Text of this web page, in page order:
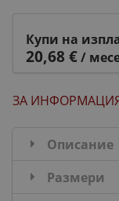
Купи на
20,68 €/
ЗА
Описание
Размери